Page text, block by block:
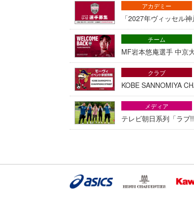
「2027年ヴィッセル
アカデミー
MF岩本悠庵選手 中京
チーム
KOBE SANNOMIYA
クラブ
テレビ朝日系列「ラブ
メディア